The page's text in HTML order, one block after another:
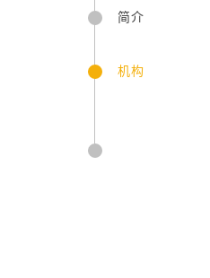
简介
机构